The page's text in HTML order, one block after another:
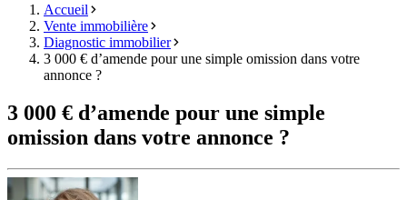
Accueil
Vente immobilière
Diagnostic immobilier
3 000 € d’amende pour une simple omission dans votre
annonce ?
3 000 € d’amende pour une simple
omission dans votre annonce ?